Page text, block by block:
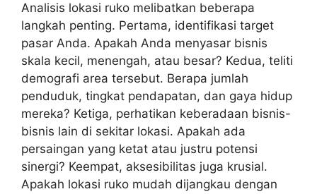
Analisis lokasi ruko melibatkan beberapa
langkah penting. Pertama, identifikasi target
pasar Anda. Apakah Anda menyasar bisnis
skala kecil, menengah, atau besar? Kedua, teliti
demografi area tersebut. Berapa jumlah
penduduk, tingkat pendapatan, dan gaya hidup
mereka? Ketiga, perhatikan keberadaan bisnis-
bisnis lain di sekitar lokasi. Apakah ada
persaingan yang ketat atau justru potensi
sinergi? Keempat, aksesibilitas juga krusial.
Apakah lokasi ruko mudah dijangkau dengan